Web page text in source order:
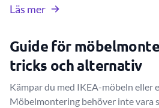
Läs mer
Guide för
tricks och alternativ
Kämpar du med IKEA-möbeln eller
Möbelmontering behöver inte vara